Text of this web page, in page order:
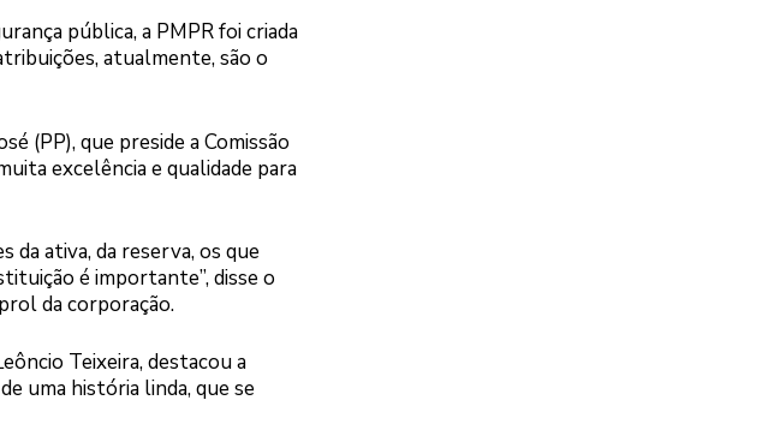
pública, a PMPR foi criada
atualmente, são o
(PP), que preside a Comissão
excelência e qualidade para
da ativa, da reserva, os que
é importante”, disse o
da corporação.
Teixeira, destacou a
uma história linda, que se